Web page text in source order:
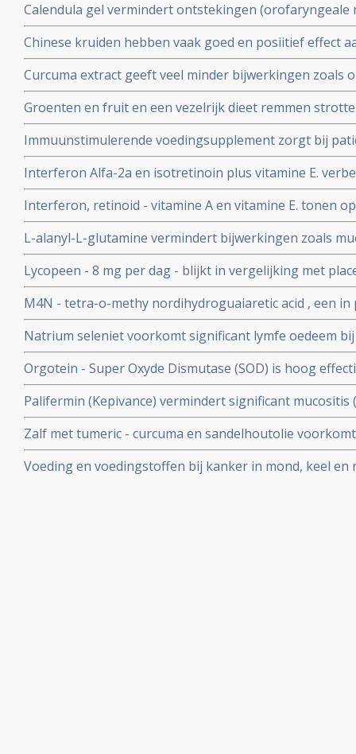
Calendula gel vermindert ontstekingen (orofaryngeale
keel veroorzaakt door bestraling / chemo bij patiënten
Chinese kruiden hebben vaak goed en posiitief effect
bestraling bij kanker in mond en keel. ook in het
Curcuma extract geeft veel minder bijwerkingen zoals
en huidontstekingen bij patiënten met mond- en
kregen in vergelijking met placebo copy 1
Groenten en fruit en een vezelrijk dieet remmen
preventief in het voorkomen van kanker in mond en
Immuunstimulerende voedingsupplement zorgt bij
- halsgebied die geopereerd kunnen worden voor veel
aan de operatie en korter ziekenhuisverblijf
Interferon Alfa-2a en isotretinoin plus vitamine E.
verdubbeling overlevingskansen en overlevingstijd na
in mond en keel na operatie
Interferon, retinoid - vitamine A en vitamine E. tonen
voorkomen recidief van kanker in mond en keel
L-alanyl-L-glutamine vermindert bijwerkingen zoals
chemo plus bestraling bij patienten met keelkanker
Lycopeen - 8 mg per dag - blijkt in vergelijking met
lichen planus - ontstoken mondslijmvlies
M4N - tetra-o-methy nordihydroguaiaretic acid , een
direct ingespoten in tumoren in hoofd-halsgebied
patienten zeer opmerkelijk en directe tumorsterfte,
bijverschijnselen.
Natrium seleniet voorkomt significant lymfe oedeem
mondkanker
Orgotein - Super Oxyde Dismutase (SOD) is hoog
houden en behandelen van bijwerkingen van
Palifermin (Kepivance) vermindert significant
mond door bestraling van mond- en keel.
Zalf met tumeric - curcuma en sandelhoutolie
- dermatitis - huidschade door bestraling bij patienten
vergelijking met babyolie. copy 1
Voeding en voedingstoffen bij kanker in mond, keel en